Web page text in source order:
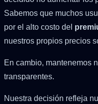
Sabemos que muchos
por el alto costo del
nuestros propios precios
En cambio, mantenemos
transparentes.
Nuestra decisión refleja